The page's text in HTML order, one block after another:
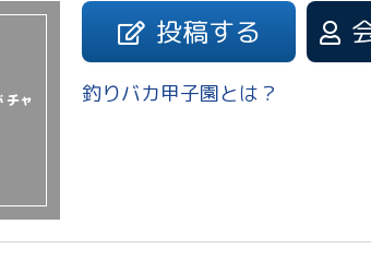
チャ
投稿する
釣りバカ甲子園とは？